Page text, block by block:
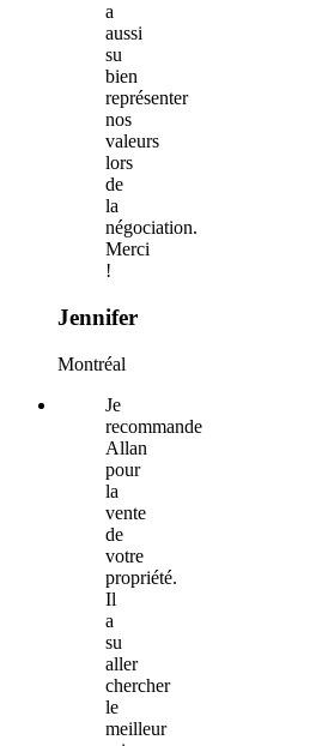
a
aussi
su
bien
représenter
nos
valeurs
lors
de
la
négociation.
Merci
!
Jennifer
Montréal
Je
recommande
Allan
pour
la
vente
de
votre
propriété.
Il
a
su
aller
chercher
le
meilleur